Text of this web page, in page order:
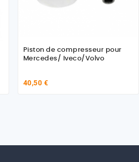
Piston de compresseur pour
Mercedes/ Iveco/Volvo
40,50 €